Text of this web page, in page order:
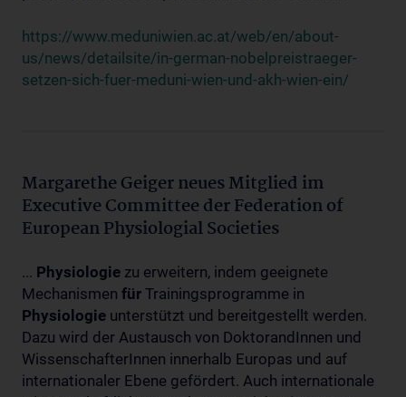
https://www.meduniwien.ac.at/web/en/about-
us/news/detailsite/in-german-nobelpreistraeger-
setzen-sich-fuer-meduni-wien-und-akh-wien-ein/
Margarethe Geiger neues Mitglied im
Executive Committee der Federation of
European Physiologial Societies
... Physiologie zu erweitern, indem geeignete
Mechanismen für Trainingsprogramme in
Physiologie unterstützt und bereitgestellt werden.
Dazu wird der Austausch von DoktorandInnen und
WissenschafterInnen innerhalb Europas und auf
internationaler Ebene gefördert. Auch internationale